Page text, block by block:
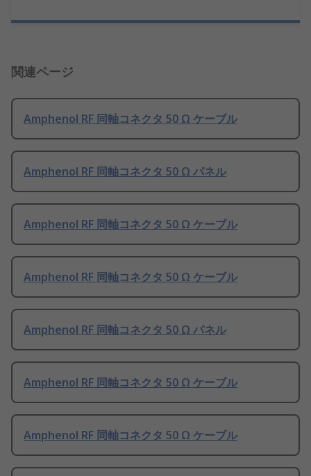
関連ページ
Amphenol RF 同軸コネクタ 50 Ω ケーブル
Amphenol RF 同軸コネクタ 50 Ω パネル
Amphenol RF 同軸コネクタ 50 Ω ケーブル
Amphenol RF 同軸コネクタ 50 Ω ケーブル
Amphenol RF 同軸コネクタ 50 Ω パネル
Amphenol RF 同軸コネクタ 50 Ω ケーブル
Amphenol RF 同軸コネクタ 50 Ω ケーブル